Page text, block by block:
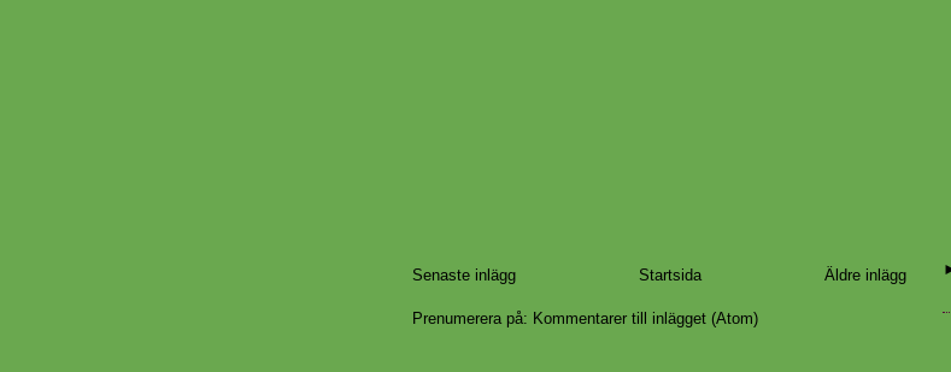
Senaste inlägg Äldre inlägg
Startsida
Prenumerera på: Kommentarer till inlägget (Atom)